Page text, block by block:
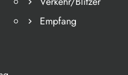
Empfang